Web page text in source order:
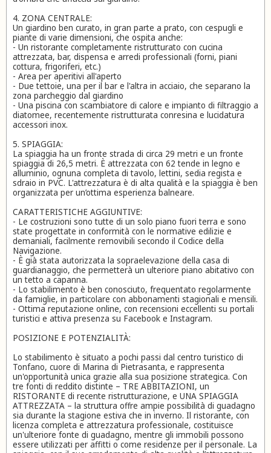
4. ZONA CENTRALE:
Un giardino ben curato, in gran parte a prato, con cespugli e
piante di varie dimensioni, che ospita anche:
- Un ristorante completamente ristrutturato con cucina
attrezzata, bar, dispensa e arredi professionali (forni, piani
cottura, frigoriferi, etc.)
- Area per aperitivi all'aperto
- Due tettoie, una per il bar e l'altra in acciaio, che separano la
zona parcheggio dal giardino
- Una piscina con scambiatore di calore e impianto di filtraggio a
diatomee, recentemente ristrutturata conresina e lucidatura
accessori inox.
5. SPIAGGIA:
La spiaggia ha un fronte strada di circa 29 metri e un fronte
spiaggia di 26,5 metri. È attrezzata con 62 tende in legno e
alluminio, ognuna completa di tavolo, lettini, sedia regista e
sdraio in PVC. L'attrezzatura è di alta qualità e la spiaggia è ben
organizzata per un’ottima esperienza balneare.
CARATTERISTICHE AGGIUNTIVE:
- Le costruzioni sono tutte di un solo piano fuori terra e sono
state progettate in conformità con le normative edilizie e
demaniali, facilmente removibili secondo il Codice della
Navigazione.
- È già stata autorizzata la sopraelevazione della casa di
guardianaggio, che permetterà un ulteriore piano abitativo con
un tetto a capanna.
- Lo stabilimento è ben conosciuto, frequentato regolarmente
da famiglie, in particolare con abbonamenti stagionali e mensili.
- Ottima reputazione online, con recensioni eccellenti su portali
turistici e attiva presenza su Facebook e Instagram.
POSIZIONE E POTENZIALITÀ:
Lo stabilimento è situato a pochi passi dal centro turistico di
Tonfano, cuore di Marina di Pietrasanta, e rappresenta
un'opportunità unica grazie alla sua posizione strategica. Con
tre fonti di reddito distinte – TRE ABBITAZIONI, un
RISTORANTE di recente ristrutturazione, e UNA SPIAGGIA
ATTREZZATA – la struttura offre ampie possibilità di guadagno
sia durante la stagione estiva che in inverno. Il ristorante, con
licenza completa e attrezzatura professionale, costituisce
un'ulteriore fonte di guadagno, mentre gli immobili possono
essere utilizzati per affitti o come residenze per il personale. La